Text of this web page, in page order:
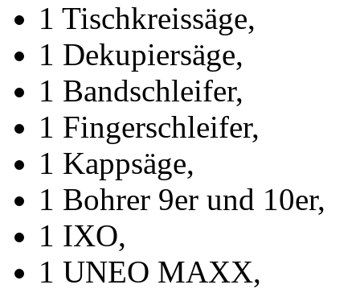
1 Tischkreissäge,
1 Dekupiersäge,
1 Bandschleifer,
1 Fingerschleifer,
1 Kappsäge,
1 Bohrer 9er und 10er,
1 IXO,
1 UNEO MAXX,